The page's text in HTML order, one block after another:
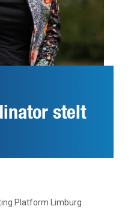
stelt
Platform Limburg